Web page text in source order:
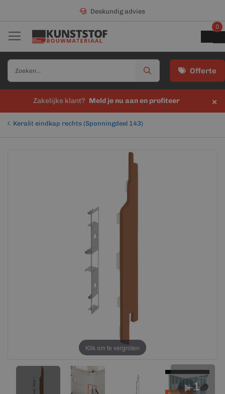
Deskundig advies
Offerte
0
Zakelijke klant? Meld je nu aan en profiteer ×
Keralit eindkap rechts (Sponningdeel 143)
Klik om te vergroten
+1